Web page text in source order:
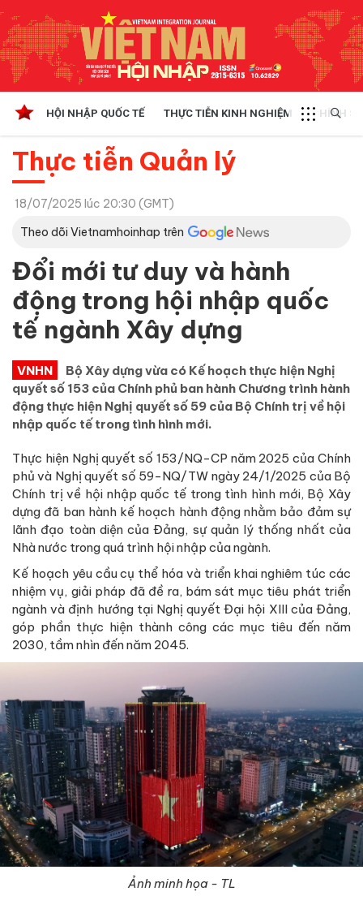
HỘI NHẬP QUỐC TẾ THỰC TIỄN KINH NGHIỆM CHÍNH
Thực tiễn Quản lý
18/07/2025 lúc 20:30 (GMT)
Theo dõi Vietnamhoinhap trên
Đổi mới tư duy và hành
động trong hội nhập quốc
tế ngành Xây dựng
VNHN
Bộ Xây dựng vừa có Kế hoạch thực hiện Nghị
quyết số 153 của Chính phủ ban hành Chương trình hành
động thực hiện Nghị quyết số 59 của Bộ Chính trị về hội
nhập quốc tế trong tình hình mới.
Thực hiện Nghị quyết số 153/NQ-CP năm 2025 của Chính
phủ và Nghị quyết số 59-NQ/TW ngày 24/1/2025 của Bộ
Chính trị về hội nhập quốc tế trong tình hình mới, Bộ Xây
dựng đã ban hành kế hoạch hành động nhằm bảo đảm sự
lãnh đạo toàn diện của Đảng, sự quản lý thống nhất của
Nhà nước trong quá trình hội nhập của ngành.
Kế hoạch yêu cầu cụ thể hóa và triển khai nghiêm túc các
nhiệm vụ, giải pháp đã đề ra, bám sát mục tiêu phát triển
ngành và định hướng tại Nghị quyết Đại hội XIII của Đảng,
góp phần thực hiện thành công các mục tiêu đến năm
2030, tầm nhìn đến năm 2045.
Ảnh minh họa - TL